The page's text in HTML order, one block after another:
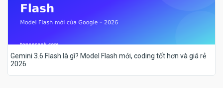
Gemini 3.6 Flash là gì? Model Flash mới, coding tốt hơn và giá rẻ
2026